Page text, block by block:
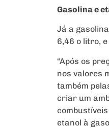
Gasolina e
Já a
6,46 o litro,
“Após os
nos valores
também
criar um
etanol à